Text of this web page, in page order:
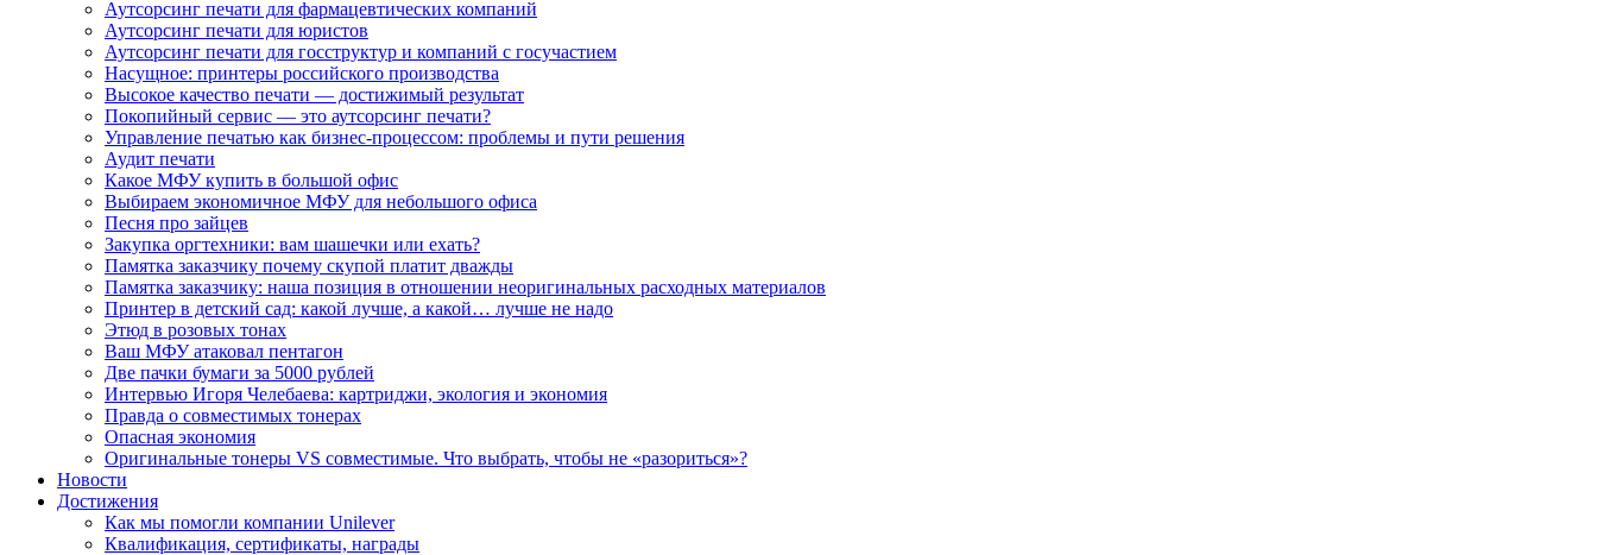
Аутсорсинг печати для фармацевтических компаний
Аутсорсинг печати для юристов
Аутсорсинг печати для госструктур и компаний с госучастием
Насущное: принтеры российского производства
Высокое качество печати — достижимый результат
Покопийный сервис — это аутсорсинг печати?
Управление печатью как бизнес-процессом: проблемы и пути решения
Аудит печати
Какое МФУ купить в большой офис
Выбираем экономичное МФУ для небольшого офиса
Песня про зайцев
Закупка оргтехники: вам шашечки или ехать?
Памятка заказчику почему скупой платит дважды
Памятка заказчику: наша позиция в отношении неоригинальных расходных материалов
Принтер в детский сад: какой лучше, а какой… лучше не надо
Этюд в розовых тонах
Ваш МФУ атаковал пентагон
Две пачки бумаги за 5000 рублей
Интервью Игоря Челебаева: картриджи, экология и экономия
Правда о совместимых тонерах
Опасная экономия
Оригинальные тонеры VS совместимые. Что выбрать, чтобы не «разориться»?
Новости
Достижения
Как мы помогли компании Unilever
Квалификация, сертификаты, награды